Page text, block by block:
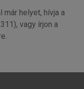
már helyet, hívja a
vagy írjon a